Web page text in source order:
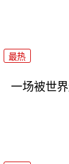
最热
一场被世